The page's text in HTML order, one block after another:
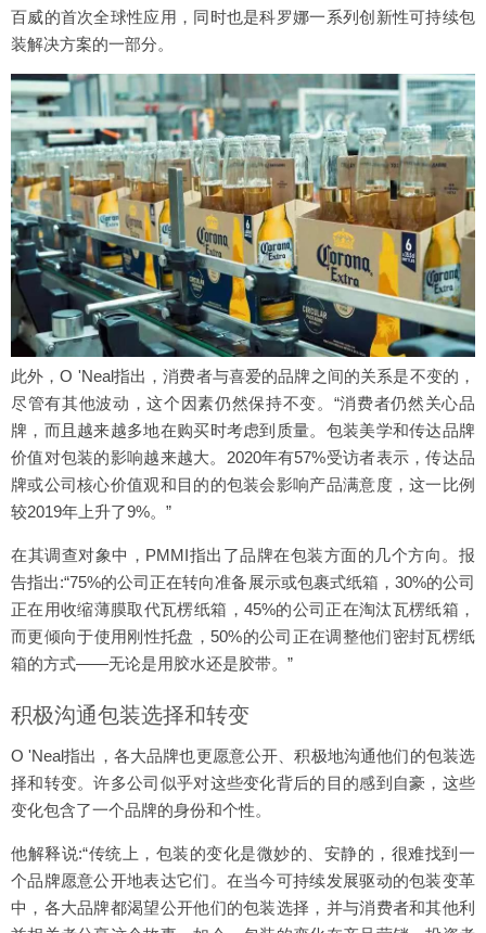
百威的首次全球性应用，同时也是科罗娜一系列创新性可持续包
装解决方案的一部分。
此外，O 'Neal指出，消费者与喜爱的品牌之间的关系是不变的，
尽管有其他波动，这个因素仍然保持不变。“消费者仍然关心品
牌，而且越来越多地在购买时考虑到质量。包装美学和传达品牌
价值对包装的影响越来越大。2020年有57%受访者表示，传达品
牌或公司核心价值观和目的的包装会影响产品满意度，这一比例
较2019年上升了9%。”
在其调查对象中，PMMI指出了品牌在包装方面的几个方向。报
告指出:“75%的公司正在转向准备展示或包裹式纸箱，30%的公司
正在用收缩薄膜取代瓦楞纸箱，45%的公司正在淘汰瓦楞纸箱，
而更倾向于使用刚性托盘，50%的公司正在调整他们密封瓦楞纸
箱的方式——无论是用胶水还是胶带。”
积极沟通包装选择和转变
O 'Neal指出，各大品牌也更愿意公开、积极地沟通他们的包装选
择和转变。许多公司似乎对这些变化背后的目的感到自豪，这些
变化包含了一个品牌的身份和个性。
他解释说:“传统上，包装的变化是微妙的、安静的，很难找到一
个品牌愿意公开地表达它们。在当今可持续发展驱动的包装变革
中，各大品牌都渴望公开他们的包装选择，并与消费者和其他利